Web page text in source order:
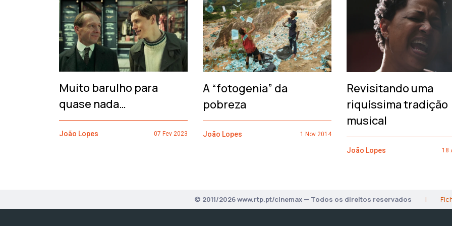
Muito barulho para
quase nada…
João Lopes 07 Fev 2023
A “fotogenia” da
pobreza
João Lopes 1 Nov 2014
Revisitando uma
riquíssima tradição
musical
João Lopes 18
‹
© 2011/2026 www.rtp.pt/cinemax — Todos os direitos reservados |